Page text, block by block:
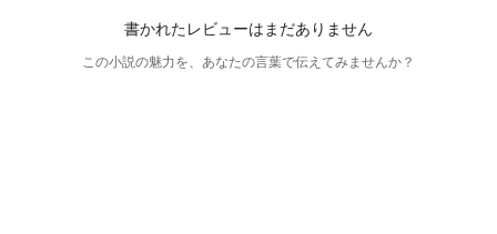
書かれたレビューはまだありません
この小説の魅力を、あなたの言葉で伝えてみませんか？